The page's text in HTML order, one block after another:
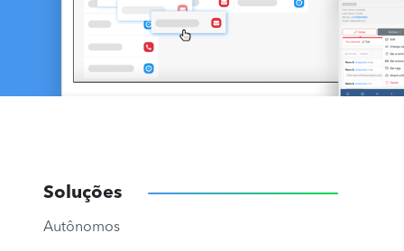
Soluções
Autônomos